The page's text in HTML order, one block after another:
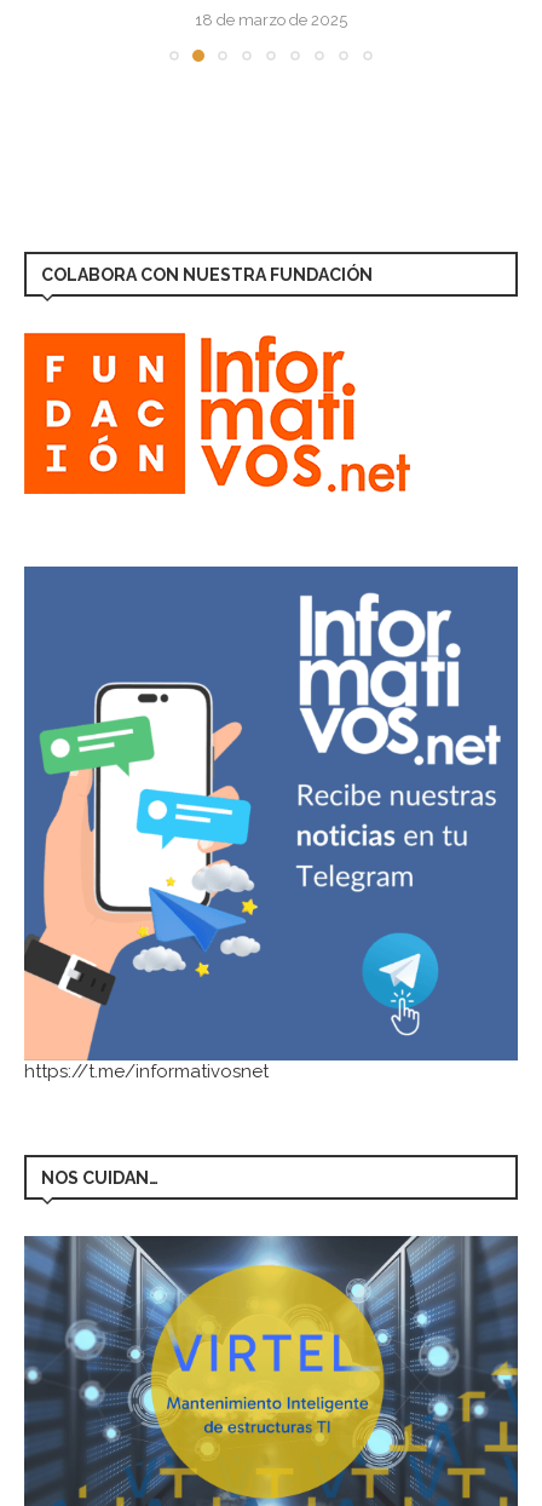
18 de marzo de 2025
COLABORA CON NUESTRA FUNDACIÓN
https://t.me/informativosnet
NOS CUIDAN…